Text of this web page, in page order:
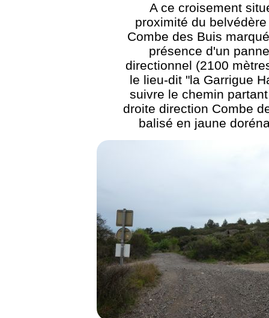
A ce croisement
proximité du
Combe des Buis
présence d'un
directionnel (2100
le lieu-dit "la Garrigue
suivre le chemin
droite direction Combe
balisé en jaune